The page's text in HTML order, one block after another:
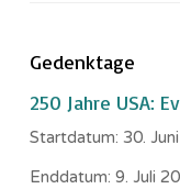
Gedenktage
250 Jahre USA:
Startdatum: 30.
Enddatum: 9. Juli